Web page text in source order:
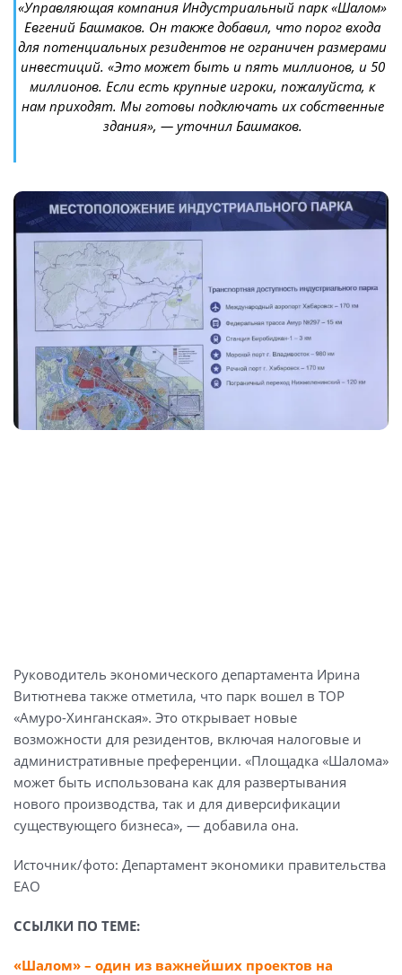
«Управляющая компания Индустриальный парк «Шалом»
Евгений Башмаков. Он также добавил, что порог входа
для потенциальных резидентов не ограничен размерами
инвестиций. «Это может быть и пять миллионов, и 50
миллионов. Если есть крупные игроки, пожалуйста, к
нам приходят. Мы готовы подключать их собственные
здания», — уточнил Башмаков.
Руководитель экономического департамента Ирина
Витютнева также отметила, что парк вошел в ТОР
«Амуро-Хинганская». Это открывает новые
возможности для резидентов, включая налоговые и
административные преференции. «Площадка «Шалома»
может быть использована как для развертывания
нового производства, так и для диверсификации
существующего бизнеса», — добавила она.
Источник/фото: Департамент экономики правительства
ЕАО
ССЫЛКИ ПО ТЕМЕ:
«Шалом» – один из важнейших проектов на